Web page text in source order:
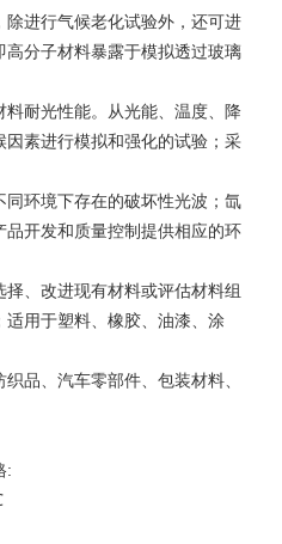
进行气候老化试验外，还可进
分子材料暴露于模拟透过玻璃
耐光性能。从光能、温度、降
素进行模拟和强化的试验；采
环境下存在的破坏性光波；氙
开发和质量控制提供相应的环
、改进现有材料或评估材料组
用于塑料、橡胶、油漆、涂
品、汽车零部件、包装材料、
: